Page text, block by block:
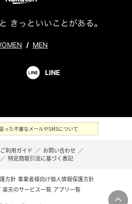
/ MEN
LINE
った不審なメールやSMSについて
ご利用ガイド ／ お問い合わせ ／
／ 特定商取引法に基づく表記
方針 事業者様向け個人情報保護方針
楽天のサービス一覧 アプリ一覧